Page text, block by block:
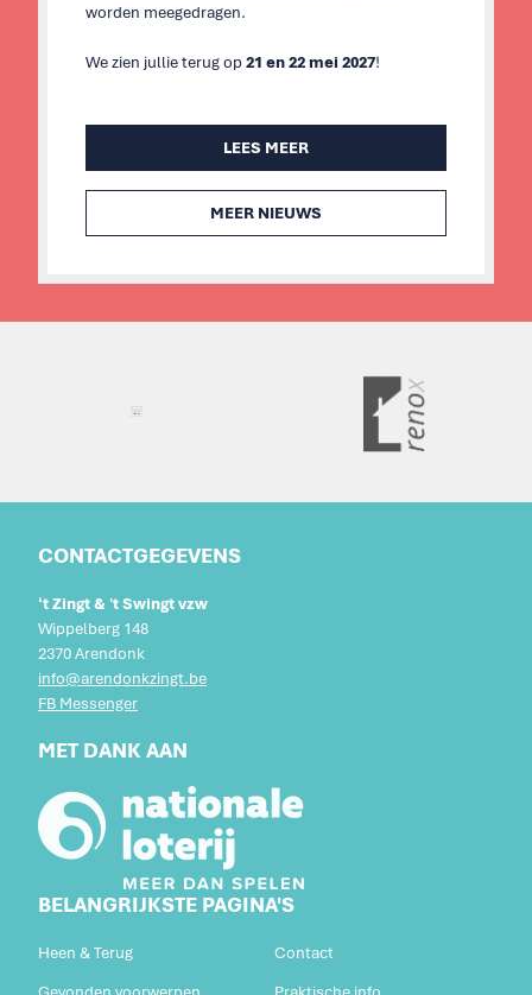
worden meegedragen.
We zien jullie terug op21 en 22 mei 2027!
LEES MEER
MEER NIEUWS
CONTACTGEGEVENS
‘t Zingt & 't Swingt vzw
Wippelberg 148
2370 Arendonk
info@arendonkzingt.be
FB Messenger
MET DANK AAN
BELANGRIJKSTE PAGINA'S
Heen & Terug
Contact